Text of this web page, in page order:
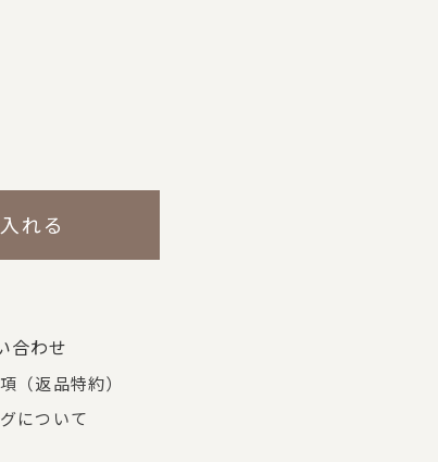
れる
合わせ
（返品特約）
について